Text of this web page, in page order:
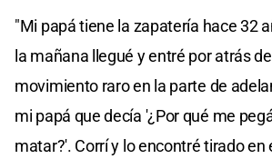
"Mi papá tiene la zapatería hace 32
la mañana llegué y entré por atrás
movimiento raro en la parte de
mi papá que decía '¿Por qué me
matar?'. Corrí y lo encontré tirado en